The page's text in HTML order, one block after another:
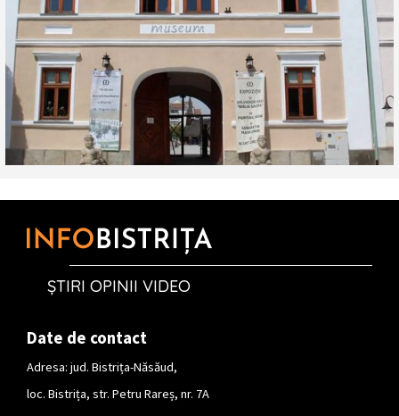
ȘTIRI OPINII VIDEO
Date de contact
Adresa: jud. Bistrița-Năsăud,
loc. Bistrița, str. Petru Rareș, nr. 7A